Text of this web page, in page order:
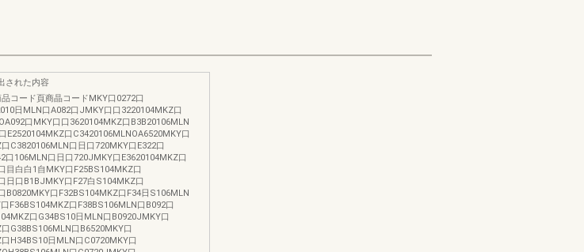
された内容
コード頁商晶コードMKY口0272口
日MLN口A082口JMKY口口3220104MKZ口
口MKY口口3620104MKZ口B3B20106MLN
E2520104MKZ口C3420106MLNOA6520MKY口
C3820106MLN口日口720MKY口E322口
口106MLN口日口720JMKY口E3620104MKZ口
目白白1自MKY口F25BS104MKZ口
日口B1BJMKY口F27白S104MKZ口
B0820MKY口F32BS104MKZ口F34日S106MLN
F36BS104MKZ口F38BS106MLN口B092口
口G34BS10日MLN口B0920JMKY口
G38BS106MLN口B6520MKY口
H34BS10日MLN口C0720MKY口